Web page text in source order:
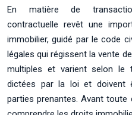
En matière de
contractuelle revêt une
immobilier, guidé par le code
légales qui régissent la vente
multiples et varient selon le
dictées par la loi et doivent
parties prenantes. Avant